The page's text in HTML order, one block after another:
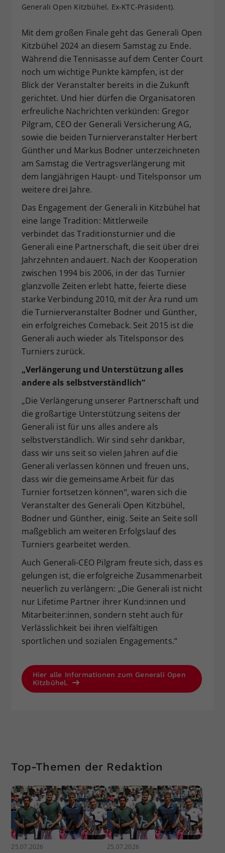
Generali Open Kitzbühel, Ex-KTC-Präsident).
Mit dem großen Finale geht das Generali Open
Kitzbühel 2024 an diesem Samstag zu Ende.
Während die Tennisasse auf dem Center Court
noch um wichtige Punkte kämpfen, ist der
Blick der Veranstalter bereits in die Zukunft
gerichtet. Und hier dürfen die Organisatoren
erfreuliche Nachrichten verkünden: Gregor
Pilgram, CEO der Generali Versicherung AG,
sowie die beiden Turnierveranstalter Herbert
Günther und Markus Bodner unterzeichneten
am Samstag die Vertragsverlängerung mit
dem langjährigen Haupt- und Titelsponsor um
weitere drei Jahre.
Das Engagement der Generali in Kitzbühel hat
eine lange Tradition: Mittlerweile
verbindet das Traditionsturnier und die
Generali eine Partnerschaft, die seit über drei
Jahrzehnten andauert. Nach der Kooperation
zwischen 1994 bis 2006, in der das Turnier
glanzvolle Zeiten erlebt hatte, feierte diese
starke Verbindung 2010, mit der Ära rund um
die Turnierveranstalter Bodner und Günther,
ein erfolgreiches Comeback. Seit 2015 ist die
Generali auch wieder als Titelsponsor des
Turniers zurück.
„Verlängerung und Unterstützung alles
andere als selbstverständlich“
„Die Verlängerung unserer Partnerschaft und
die großartige Unterstützung seitens der
Generali ist für uns alles andere als
selbstverständlich. Wir sind sehr dankbar,
dass wir uns seit so vielen Jahren auf die
Generali verlassen können und freuen uns,
dass wir die gemeinsame Arbeit für das
Turnier fortsetzen können“, waren sich die
Veranstalter des Generali Open Kitzbühel,
Bodner und Günther, einig. Seite an Seite soll
maßgeblich am weiteren Erfolgslauf des
Turniers gearbeitet werden.
Auch Generali-CEO Pilgram freute sich, dass es
gelungen ist, die erfolgreiche Zusammenarbeit
neuerlich zu verlängern: „Die Generali ist nicht
nur Lifetime Partner ihrer Kund:innen und
Mitarbeiter:innen, sondern steht auch für
Verlässlichkeit bei ihren vielfältigen
sportlichen und sozialen Engagements.“
Hier alle Informationen zum Generali Open
Kitzbühel.
Top-Themen der Redaktion
25.07.2026 25.07.2026
Zweck
Dieser Wert speichert Ihre Consent-
zufällig generierte ID, für die
historische Speicherung Ihrer
vorgenommen Einstellungen, falls der
Webseiten-Betreiber dies eingestellt
hat.